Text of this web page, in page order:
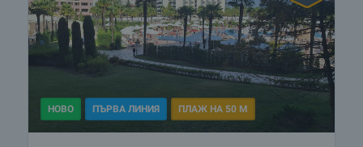
НОВО ПЪРВА ЛИНИЯ ПЛАЖ НА 50 М